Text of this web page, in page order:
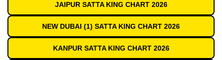
JAIPUR SATTA KING CHART 2026
NEW DUBAI (1) SATTA KING CHART 2026
KANPUR SATTA KING CHART 2026